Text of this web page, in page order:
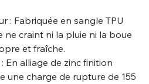
: Fabriquée en sangle TPU
ne craint ni la pluie ni la boue
et fraîche.
En alliage de zinc finition
une charge de rupture de 155